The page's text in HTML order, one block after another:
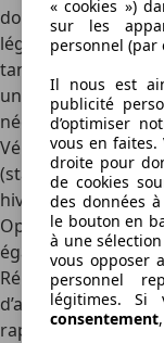
« cookies »)
sur les
personnel (par
Il nous est
publicité
d’optimiser
vous en
droite pour
de cookies
des données
le bouton en
à une
vous opposer
personnel
légitimes. Si
consentement
dommage et au
légères, un kit de
tandis que des kits
une colle spéciale
nécessaires pour
Vérifier que le kit
(standard, tout-
hiver) garantit une
Opter pour des
également un
Réparer un pneu
d’autres outils
rapide et efficace.